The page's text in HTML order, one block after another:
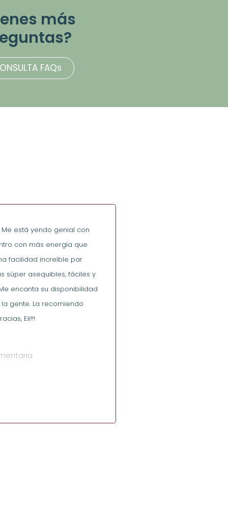
más
FAQs
Me está yendo genial con
con más energía que
facilidad increíble par
súper asequibles, fáciles y
encanta su disponibilidad
gente. La recomiendo
Eli!!!